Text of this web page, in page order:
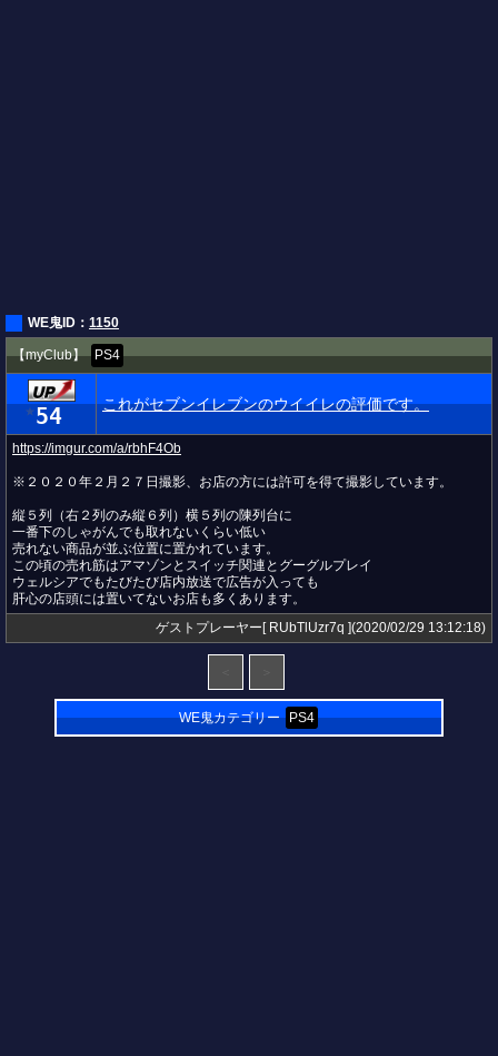
WE鬼ID： 1150
【myClub】 PS4
★ 54 これがセブンイレブンのウイイレの評価です。
https://imgur.com/a/rbhF4Ob
※２０２０年２月２７日撮影、お店の方には許可を得て撮影しています。
縦５列（右２列のみ縦６列）横５列の陳列台に
一番下のしゃがんでも取れないくらい低い
売れない商品が並ぶ位置に置かれています。
この頃の売れ筋はアマゾンとスイッチ関連とグーグルプレイ
ウェルシアでもたびたび店内放送で広告が入っても
肝心の店頭には置いてないお店も多くあります。
ゲストプレーヤー[ RUbTlUzr7q ](2020/02/29 13:12:18)
WE鬼カテゴリー PS4